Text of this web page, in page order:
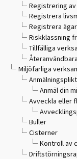
Registrering
Registrera
Registrera
Riskklassning
Tillfälliga
Miljöfarliga
Anmäl din
Avveckla eller
Buller
Cisterner
Kontroll av